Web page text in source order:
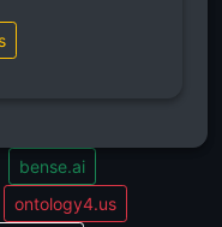
bense.ai
ontology4.us